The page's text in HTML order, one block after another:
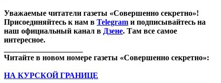
Уважаемые читатели газеты «Совершенно секретно»!
Присоединяйтесь к нам в Telegram и подписывайтесь на
наш официальный канал в Дзене. Там все самое
интересное.
Читайте в новом номере газеты «Совершенно секретно»:
НА КУРСКОЙ ГРАНИЦЕ